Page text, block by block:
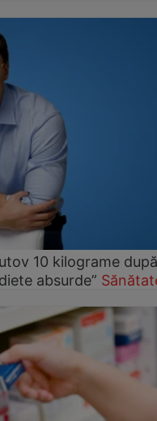
10 kilograme
absurde”